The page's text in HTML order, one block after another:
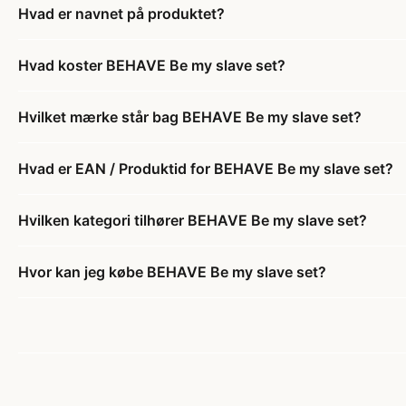
Hvad er navnet på produktet?
Hvad koster BEHAVE Be my slave set?
Hvilket mærke står bag BEHAVE Be my slave set?
Hvad er EAN / Produktid for BEHAVE Be my slave set?
Hvilken kategori tilhører BEHAVE Be my slave set?
Hvor kan jeg købe BEHAVE Be my slave set?